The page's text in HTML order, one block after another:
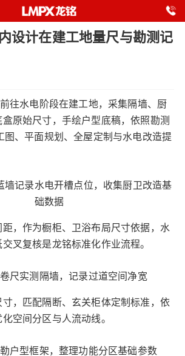
设计在建工地量尺与勘测记
往水电阶段在建工地，采集隔墙、厨
原始尺寸，手绘户型底稿，依照勘测
图、平面规划、全屋定制与水电改造提
，作为橱柜、卫浴布局尺寸依据，水
叉复核是龙铭标准化作业流程。
，匹配隔断、玄关柜体定制标准，依
空间分区与人流动线。